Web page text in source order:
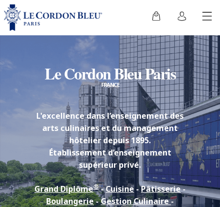
Le Cordon Bleu Paris
FRANCE
L'excellence dans l’enseignement des
arts culinaires et du management
hôtelier depuis 1895.
Établissement d’enseignement
supérieur privé.
Grand Diplôme®-Cuisine -Pâtisserie-
Boulangerie-Gestion Culinaire-